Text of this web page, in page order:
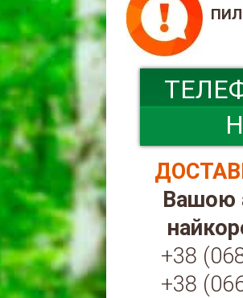
Вашою
+38
+38